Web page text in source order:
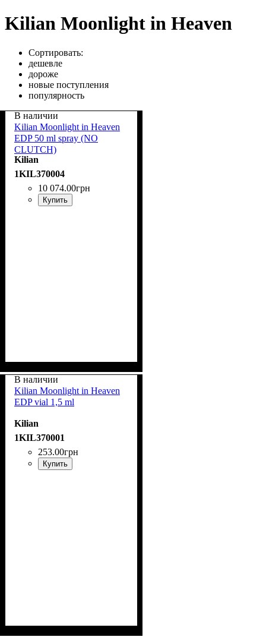
Kilian Moonlight in Heaven
Сортировать:
дешевле
дороже
новые поступления
популярность
В наличии
Kilian Moonlight in Heaven
EDP 50 ml spray (NO
CLUTCH)
Kilian
1KIL370004
10 074.00грн
Купить
В наличии
Kilian Moonlight in Heaven
EDP vial 1,5 ml
Kilian
1KIL370001
253.00грн
Купить